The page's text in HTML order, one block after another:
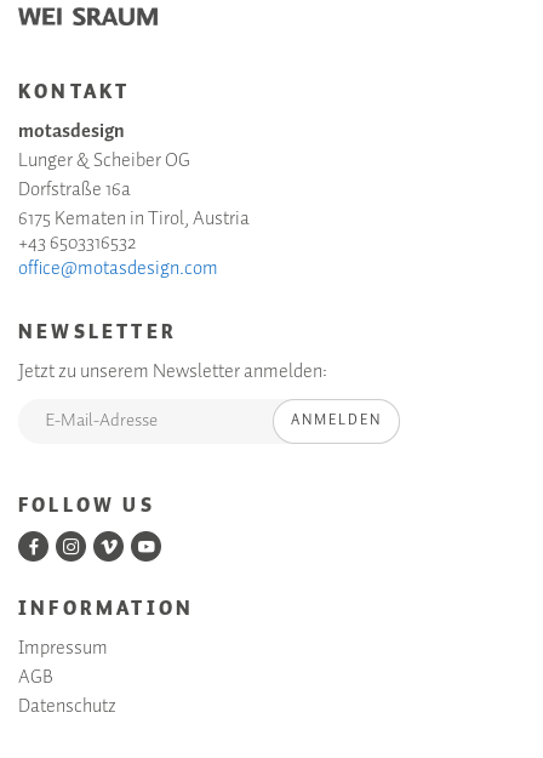
KONTAKT
motasdesign
Lunger & Scheiber OG
Dorfstraße 16a
6175 Kematen in Tirol, Austria
+43 6503316532
office@motasdesign.com
NEWSLETTER
Jetzt zu unserem Newsletter anmelden:
ANMELDEN
FOLLOW US
INFORMATION
Impressum
AGB
Datenschutz